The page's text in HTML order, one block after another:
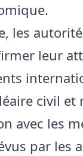
les
leur
civil et
avec les
par les